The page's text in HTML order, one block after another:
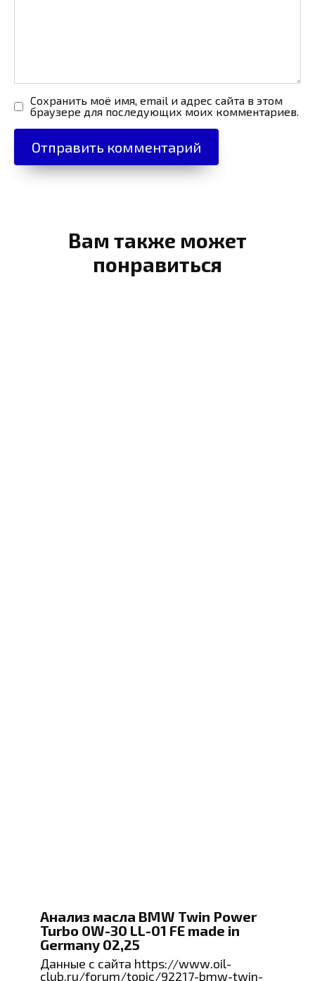
Сохранить моё имя, email и адрес сайта в этом
браузере для последующих моих комментариев.
Вам также может
понравиться
Анализ масла BMW Twin Power
Turbo 0W-30 LL-01 FE made in
Germany 02,25
Данные с сайта https://www.oil-
club.ru/forum/topic/92217-bmw-twin-